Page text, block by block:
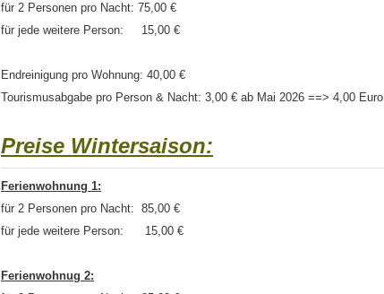
für 2 Personen pro Nacht: 75,00 €
für jede weitere Person: 15,00 €
Endreinigung pro Wohnung: 40,00 €
Tourismusabgabe pro Person & Nacht: 3,00 € ab Mai 2026 ==> 4,00 Euro
Preise Wintersaison:
Ferienwohnung 1:
für 2 Personen pro Nacht: 85,00 €
für jede weitere Person: 15,00 €
Ferienwohnug 2: